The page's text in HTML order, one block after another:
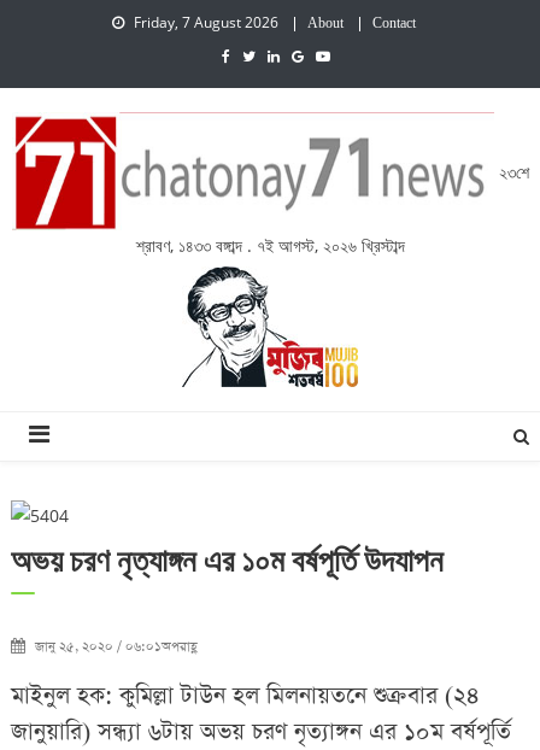
Friday, 7 August 2026 About Contact
২৩শে
শ্রাবণ, ১৪৩৩ বঙ্গাব্দ . ৭ই আগস্ট, ২০২৬ খ্রিস্টাব্দ
অভয় চরণ নৃত্যাঙ্গন এর ১০ম বর্ষপূর্তি উদযাপন
জানু ২৫, ২০২০ / ০৬:০১অপরাহ্ণ
মাইনুল হক: কুমিল্লা টাউন হল মিলনায়তনে শুক্রবার (২৪
জানুয়ারি) সন্ধ্যা ৬টায় অভয় চরণ নৃত্যাঙ্গন এর ১০ম বর্ষপূর্তি